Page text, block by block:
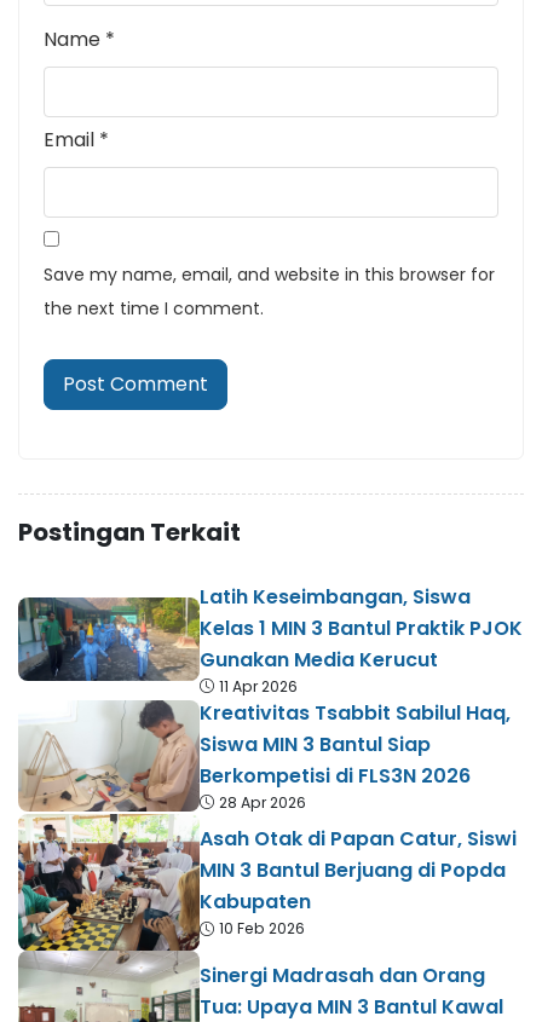
Name *
Email *
Save my name, email, and website in this browser for
the next time I comment.
Postingan Terkait
Latih Keseimbangan, Siswa
Kelas 1 MIN 3 Bantul Praktik PJOK
Gunakan Media Kerucut
11 Apr 2026
Kreativitas Tsabbit Sabilul Haq,
Siswa MIN 3 Bantul Siap
Berkompetisi di FLS3N 2026
28 Apr 2026
Asah Otak di Papan Catur, Siswi
MIN 3 Bantul Berjuang di Popda
Kabupaten
10 Feb 2026
Sinergi Madrasah dan Orang
Tua: Upaya MIN 3 Bantul Kawal